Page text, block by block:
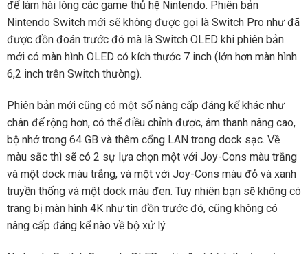
để làm hài lòng các game thủ hệ Nintendo. Phiên bản
Nintendo Switch mới sẽ không được gọi là Switch Pro như đã
được đồn đoán trước đó mà là Switch OLED khi phiên bản
mới có màn hình OLED có kích thước 7 inch (lớn hơn màn hình
6,2 inch trên Switch thường).
Phiên bản mới cũng có một số nâng cấp đáng kể khác như
chân đế rộng hơn, có thể điều chỉnh được, âm thanh nâng cao,
bộ nhớ trong 64 GB và thêm cổng LAN trong dock sạc. Về
màu sắc thì sẽ có 2 sự lựa chọn một với Joy-Cons màu trắng
và một dock màu trắng, và một với Joy-Cons màu đỏ và xanh
truyền thống và một dock màu đen. Tuy nhiên bạn sẽ không có
trang bị màn hình 4K như tin đồn trước đó, cũng không có
nâng cấp đáng kể nào về bộ xử lý.